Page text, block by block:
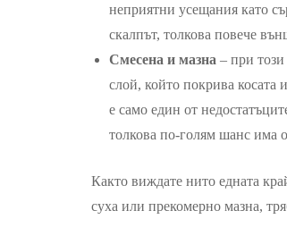
неприятни усещания като
скалпът, толкова повече
Смесена и мазна – при този
слой, който покрива косата
е само един от
толкова по-голям шанс има
Както виждате нито едната
суха или прекомерно мазна,